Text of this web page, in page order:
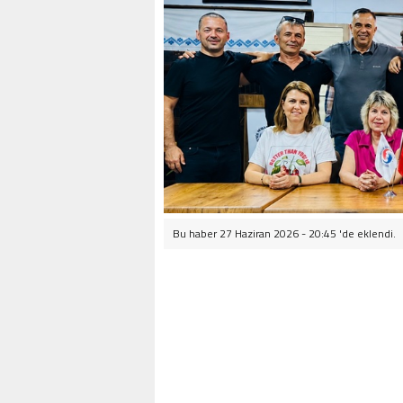
Bu haber 27 Haziran 2026 - 20:45 'de eklendi.